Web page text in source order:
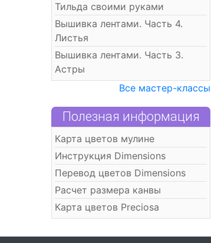
Тильда своими руками
Вышивка лентами. Часть 4.
Листья
Вышивка лентами. Часть 3.
Астры
Все мастер-классы
Полезная информация
Карта цветов мулине
Инструкция Dimensions
Перевод цветов Dimensions
Расчет размера канвы
Карта цветов Preciosa